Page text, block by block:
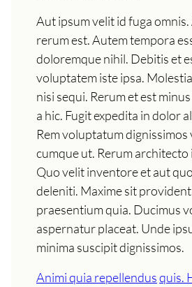
Aut ipsum velit id fuga
rerum est. Autem tempora
doloremque nihil. Debitis et
voluptatem iste ipsa.
nisi sequi. Rerum et est
a hic. Fugit expedita in dolor
Rem voluptatum
cumque ut. Rerum architecto
Quo velit inventore et aut
deleniti. Maxime sit
praesentium quia. Ducimus
aspernatur placeat. Unde
minima suscipit dignissimos.
Animi quia repellendusquis.